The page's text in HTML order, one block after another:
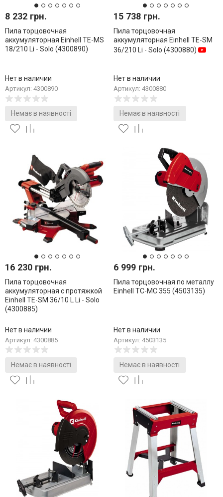
8 232 грн.
Пила торцовочная
аккумуляторная Einhell TE-MS
18/210 Li - Solo (4300890)
Нет в наличии
Артикул: 4300890
Немає в наявності
15 738 грн.
Пила торцовочная
аккумуляторная Einhell TE-SM
36/210 Li - Solo (4300880)
Нет в наличии
Артикул: 4300880
Немає в наявності
16 230 грн.
Пила торцовочная
аккумуляторная с протяжкой
Einhell TE-SM 36/10 L Li - Solo
(4300885)
Нет в наличии
Артикул: 4300885
Немає в наявності
6 999 грн.
Пила торцовочная по металлу
Einhell TC-MC 355 (4503135)
Нет в наличии
Артикул: 4503135
Немає в наявності